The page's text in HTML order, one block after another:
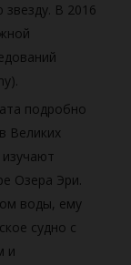
В 2016
подробно
Великих
Озера Эри.
воды, ему
судно с
и